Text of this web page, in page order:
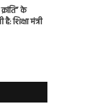
के
शिक्षा मंत्री